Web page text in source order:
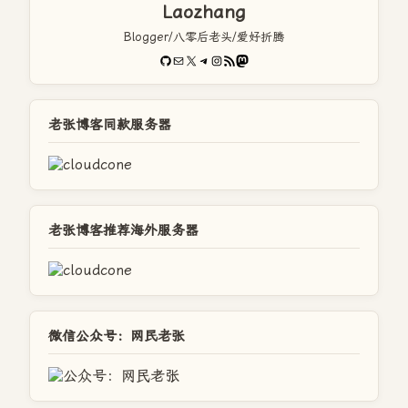
Laozhang
Blogger/八零后老头/爱好折腾
GitHub
电子邮件X Telegram
Instagram
RSS FeedMastodon
老张博客同款服务器
老张博客推荐海外服务器
微信公众号：网民老张